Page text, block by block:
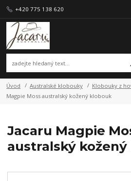
+420 775 138 620
Úvod Australské klobouky Klobouky z
Magpie Moss australský kožený klobouk
Jacaru Magpie
australský